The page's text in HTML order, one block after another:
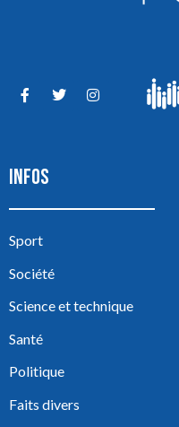
INFOS
Sport
Société
Science et technique
Santé
Politique
Faits divers